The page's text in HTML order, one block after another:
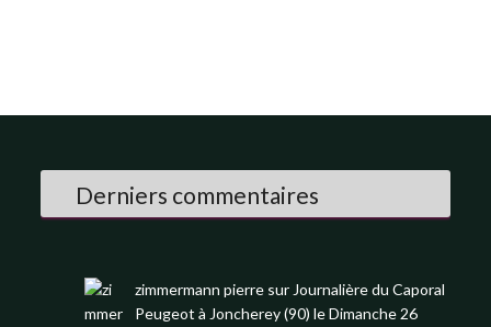
Derniers commentaires
zimmermann pierresurJournalière du Caporal
Peugeot à Joncherey (90) le Dimanche 26